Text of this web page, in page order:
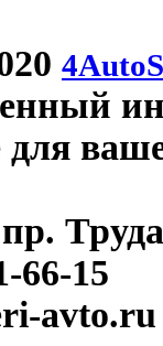
66-15
avto.ru